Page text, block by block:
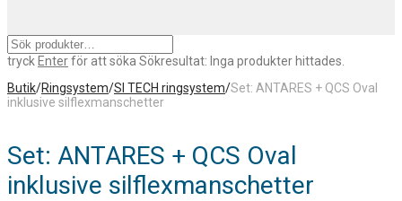
tryck Enterför att söka Sökresultat: Inga produkter hittades.
Butik/Ringsystem/SI TECH ringsystem/Set: ANTARES + QCS Oval
inklusive silflexmanschetter
Set: ANTARES + QCS Oval
inklusive silflexmanschetter